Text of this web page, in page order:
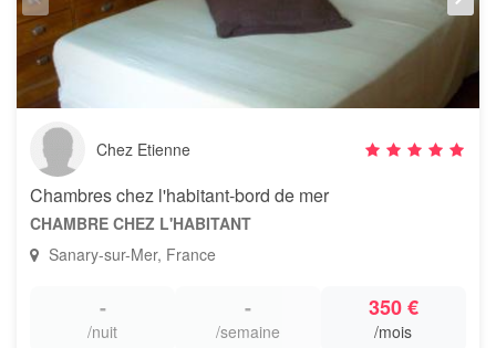
Chez Etienne
Chambres chez l'habitant-bord de mer
CHAMBRE CHEZ L'HABITANT
Sanary-sur-Mer, France
-
/nuit
-
/semaine
350 €
/mois